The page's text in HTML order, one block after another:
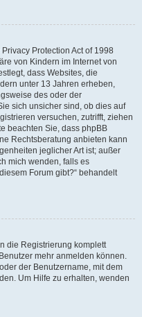
Protection Act of 1998
von Kindern im Internet von
dass Websites, die
unter 13 Jahren erheben,
des oder der
sich unsicher sind, ob dies auf
versuchen, zutrifft, ziehen
beachten Sie, dass phpBB
Rechtsberatung anbieten kann
jeglicher Art ist; außer
mich wenden, falls es
Forum gibt?“ behandelt
die Registrierung komplett
mehr anmelden können.
der Benutzername, mit dem
Um Hilfe zu erhalten, wenden